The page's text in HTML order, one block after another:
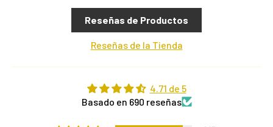
Reseñas de Productos
Reseñas de la Tienda
4.71 de 5
Basado en 690 reseñas